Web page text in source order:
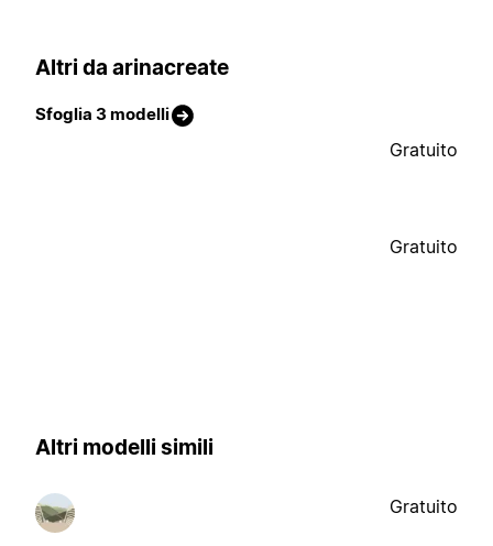
Altri da arinacreate
Sfoglia 3 modelli
Gratuito
Gratuito
Altri modelli simili
Gratuito